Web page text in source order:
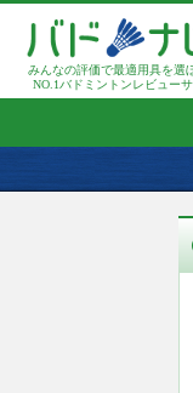
みんなの評価で最適用具を選
NO.1バドミントンレビュー